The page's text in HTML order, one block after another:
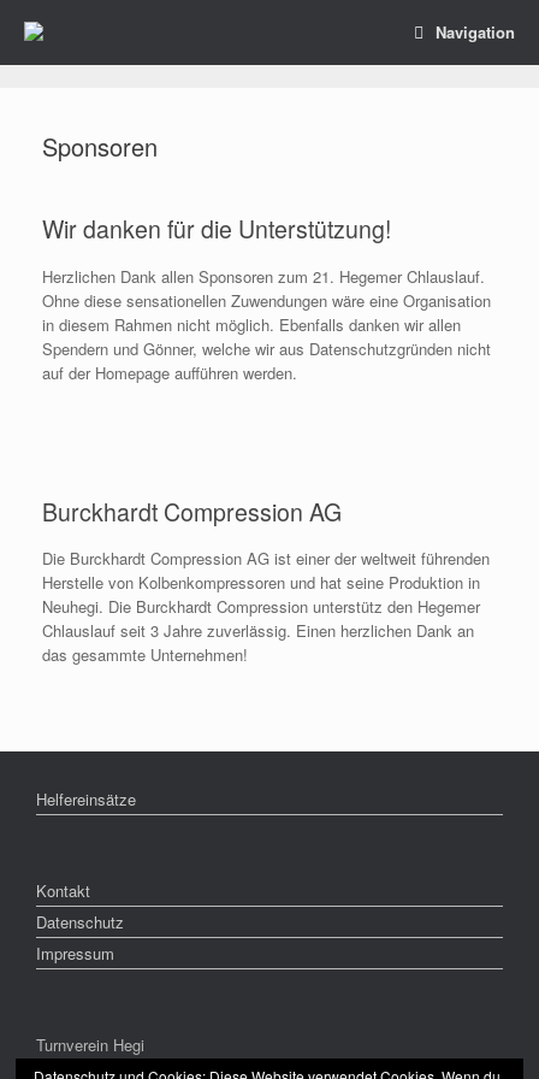
Navigation
Sponsoren
Wir danken für die Unterstützung!
Herzlichen Dank allen Sponsoren zum 21. Hegemer Chlauslauf.
Ohne diese sensationellen Zuwendungen wäre eine Organisation
in diesem Rahmen nicht möglich. Ebenfalls danken wir allen
Spendern und Gönner, welche wir aus Datenschutzgründen nicht
auf der Homepage aufführen werden.
Burckhardt Compression AG
Die Burckhardt Compression AG ist einer der weltweit führenden
Herstelle von Kolbenkompressoren und hat seine Produktion in
Neuhegi. Die Burckhardt Compression unterstütz den Hegemer
Chlauslauf seit 3 Jahre zuverlässig. Einen herzlichen Dank an
das gesammte Unternehmen!
Helfereinsätze
Kontakt
Datenschutz
Impressum
Turnverein Hegi
CH-8409 Winterthur